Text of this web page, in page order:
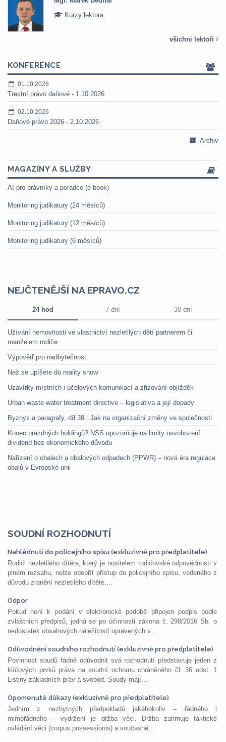
Kurzy lektora
všichni lektoři
KONFERENCE
01.10.2026
Trestní právo daňové - 1.10.2026
02.10.2026
Daňové právo 2026 - 2.10.2026
Archiv
MAGAZÍNY A SLUŽBY
AI pro právníky a poradce (e-book)
Monitoring judikatury (24 měsíců)
Monitoring judikatury (12 měsíců)
Monitoring judikatury (6 měsíců)
NEJČTENĚJŠÍ NA EPRAVO.CZ
24 hod 7 dní 30 dní
Užívání nemovitosti ve vlastnictví nezletilých dětí partnerem či
manželem rodiče
Výpověď pro nadbytečnost
Než se upíšete do reality show
Uzavírky místních i účelových komunikací a zřizování objížděk
Urban waste water treatment directive – legislativa a její dopady
Byznys a paragrafy, díl 39.: Jak na organizační změny ve společnosti
Konec prázdných holdingů? NSS upozorňuje na limity osvobození
dividend bez ekonomického důvodu
Nařízení o obalech a obalových odpadech (PPWR) – nová éra regulace
obalů v Evropské unii
SOUDNÍ ROZHODNUTÍ
Nahlédnutí do policejního spisu (exkluzivně pro předplatitele)
Rodiči nezletilého dítěte, který je nositelem rodičovské odpovědnosti v
plném rozsahu, nelze odepřít přístup do policejního spisu, vedeného z
důvodu zranění nezletilého dítěte,...
Odpor
Pokud není k podání v elektronické podobě připojen podpis podle
zvláštních předpisů, jedná se po účinnosti zákona č. 298/2016 Sb. o
nedostatek obsahových náležitostí upravených v...
Odůvodnění soudního rozhodnutí (exkluzivně pro předplatitele)
Povinnost soudů řádně odůvodnit svá rozhodnutí představuje jeden z
klíčových prvků práva na soudní ochranu chráněného čl. 36 odst. 1
Listiny základních práv a svobod. Soudy mají...
Opomenuté důkazy (exkluzivně pro předplatitele)
Jedním z nezbytných předpokladů jakéhokoliv – řádného i
mimořádného – vydržení je držba věci. Držba zahrnuje faktické
ovládání věci (corpus possessionis) a současně...